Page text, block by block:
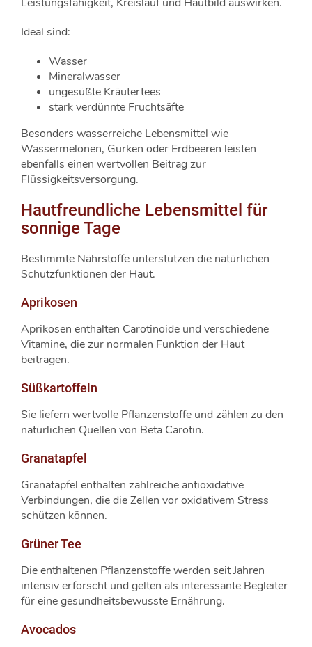
Ideal sind:
Wasser
Mineralwasser
ungesüßte Kräutertees
stark verdünnte Fruchtsäfte
Besonders wasserreiche Lebensmittel wie
Wassermelonen, Gurken oder Erdbeeren leisten
ebenfalls einen wertvollen Beitrag zur
Flüssigkeitsversorgung.
Hautfreundliche Lebensmittel für
sonnige Tage
Bestimmte Nährstoffe unterstützen die natürlichen
Schutzfunktionen der Haut.
Aprikosen
Aprikosen enthalten Carotinoide und verschiedene
Vitamine, die zur normalen Funktion der Haut
beitragen.
Süßkartoffeln
Sie liefern wertvolle Pflanzenstoffe und zählen zu den
natürlichen Quellen von Beta Carotin.
Granatapfel
Granatäpfel enthalten zahlreiche antioxidative
Verbindungen, die die Zellen vor oxidativem Stress
schützen können.
Grüner Tee
Die enthaltenen Pflanzenstoffe werden seit Jahren
intensiv erforscht und gelten als interessante Begleiter
für eine gesundheitsbewusste Ernährung.
Avocados